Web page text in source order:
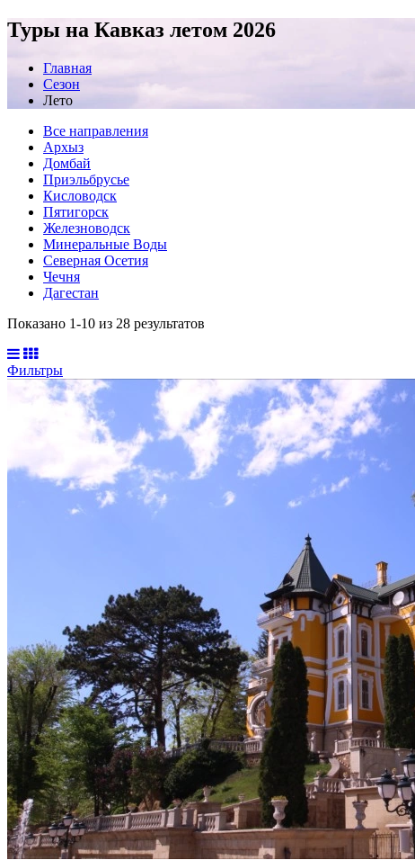
Туры на Кавказ летом 2026
Главная
Сезон
Лето
Все направления
Архыз
Домбай
Приэльбрусье
Кисловодск
Пятигорск
Железноводск
Минеральные Воды
Северная Осетия
Чечня
Дагестан
Показано 1-10 из 28 результатов
Фильтры